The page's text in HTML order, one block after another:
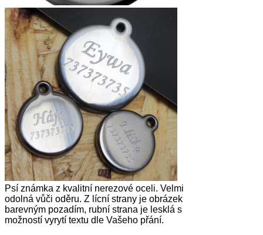
Psí známka z kvalitní nerezové oceli. Velmi
odolná vůči oděru. Z lícní strany je obrázek
barevným pozadím, rubní strana je lesklá s
možností vyrytí textu dle Vašeho přání.